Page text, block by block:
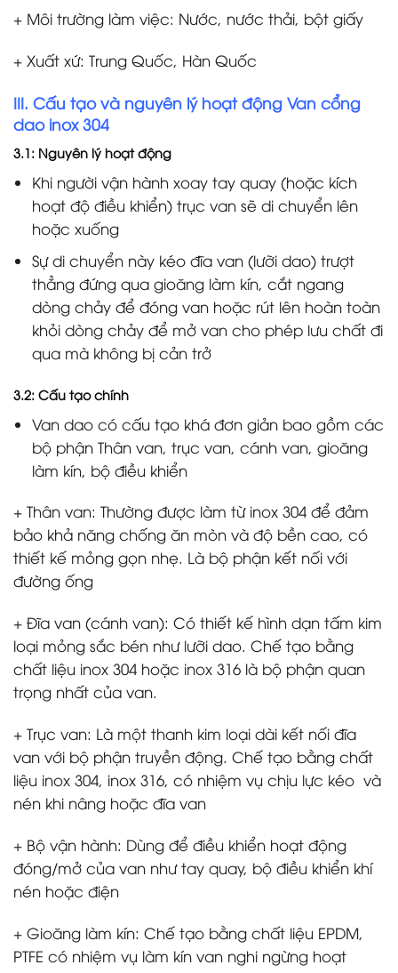
+ Môi trường làm việc: Nước, nước thải, bột giấy
+ Xuất xứ: Trung Quốc, Hàn Quốc
III. Cấu tạo và nguyên lý hoạt động Van cổng
dao inox 304
3.1: Nguyên lý hoạt động
Khi người vận hành xoay tay quay (hoặc kích
hoạt độ điều khiển) trục van sẽ di chuyển lên
hoặc xuống
Sự di chuyển này kéo đĩa van (lưỡi dao) trượt
thẳng đứng qua gioăng làm kín, cắt ngang
dòng chảy để đóng van hoặc rút lên hoàn toàn
khỏi dòng chảy để mở van cho phép lưu chất đi
qua mà không bị cản trở
3.2: Cấu tạo chính
Van dao có cấu tạo khá đơn giản bao gồm các
bộ phận Thân van, trục van, cánh van, gioăng
làm kín, bộ điều khiển
+ Thân van: Thường được làm từ inox 304 để đảm
bảo khả năng chống ăn mòn và độ bền cao, có
thiết kế mỏng gọn nhẹ. Là bộ phận kết nối với
đường ống
+ Đĩa van (cánh van): Có thiết kế hình dạn tấm kim
loại mỏng sắc bén như lưỡi dao. Chế tạo bằng
chất liệu inox 304 hoặc inox 316 là bộ phận quan
trọng nhất của van.
+ Trục van: Là một thanh kim loại dài kết nối đĩa
van với bộ phận truyền động. Chế tạo bằng chất
liệu inox 304, inox 316, có nhiệm vụ chịu lực kéo và
nén khi nâng hoặc đĩa van
+ Bộ vận hành: Dùng để điều khiển hoạt động
đóng/mở của van như tay quay, bộ điều khiển khí
nén hoặc điện
+ Gioăng làm kín: Chế tạo bằng chất liệu EPDM,
PTFE có nhiệm vụ làm kín van nghi ngừng hoạt